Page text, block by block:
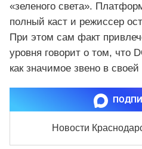
«зеленого света».
полный каст и режиссер
При этом сам факт
уровня говорит о том, что
как значимое звено в своей
Новости